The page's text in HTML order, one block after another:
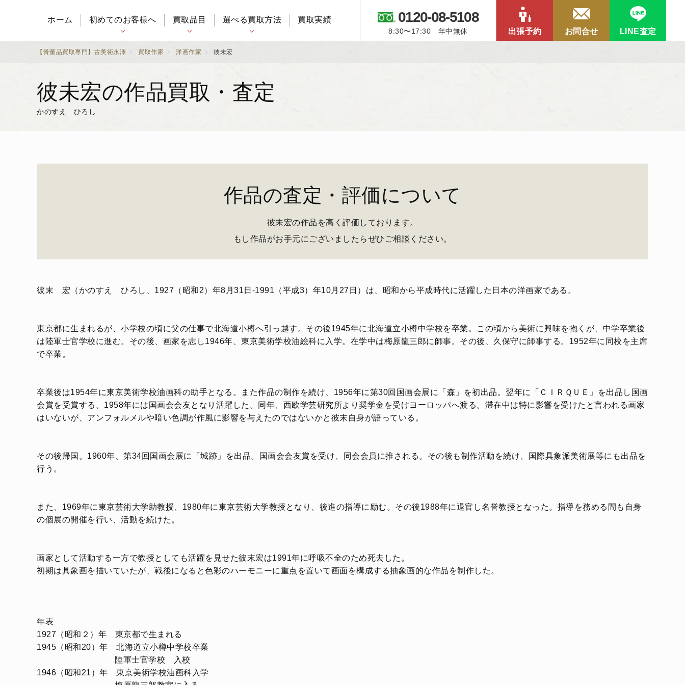
ホーム 初めてのお客様へ 買取品目 選べる買取方法 買取実績 0120-08-5108
8:30〜17:30 年中無休 出張予約 お問合せ LINE査定
【骨董品買取専門】古美術永澤 買取作家 洋画作家 彼未宏
彼未宏の作品買取・査定
かのすえ ひろし
作品の査定・評価について
彼未宏の作品を高く評価しております。
もし作品がお手元にございましたらぜひご相談ください。
彼末 宏（かのすえ ひろし、1927（昭和2）年8月31日-1991（平成3）年10月27日）は、昭和から平成時代に活躍した日本の洋画家である。
東京都に生まれるが、小学校の頃に父の仕事で北海道小樽へ引っ越す。その後1945年に北海道立小樽中学校を卒業。この頃から美術に興味を抱くが、中学卒業後
は陸軍士官学校に進む。その後、画家を志し1946年、東京美術学校油絵科に入学。在学中は梅原龍三郎に師事。その後、久保守に師事する。1952年に同校を主席
で卒業。
卒業後は1954年に東京美術学校油画科の助手となる。また作品の制作を続け、1956年に第30回国画会展に「森」を初出品。翌年に「ＣＩＲＱＵＥ」を出品し国画
会賞を受賞する。1958年には国画会会友となり活躍した。同年、西欧学芸研究所より奨学金を受けヨーロッパへ渡る。滞在中は特に影響を受けたと言われる画家
はいないが、アンフォルメルや暗い色調が作風に影響を与えたのではないかと彼末自身が語っている。
その後帰国。1960年、第34回国画会展に「城跡」を出品。国画会会友賞を受け、同会会員に推される。その後も制作活動を続け、国際具象派美術展等にも出品を
行う。
また、1969年に東京芸術大学助教授、1980年に東京芸術大学教授となり、後進の指導に励む。その後1988年に退官し名誉教授となった。指導を務める間も自身
の個展の開催を行い、活動を続けた。
画家として活動する一方で教授としても活躍を見せた彼末宏は1991年に呼吸不全のため死去した。
初期は具象画を描いていたが、戦後になると色彩のハーモニーに重点を置いて画面を構成する抽象画的な作品を制作した。
年表
1927（昭和２）年 東京都で生まれる
1945（昭和20）年 北海道立小樽中学校卒業
陸軍士官学校 入校
1946（昭和21）年 東京美術学校油画科入学